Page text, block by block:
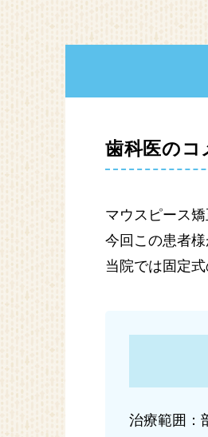
歯科医のコ
マウスピース
今回この患者
当院では固定
治療範囲：